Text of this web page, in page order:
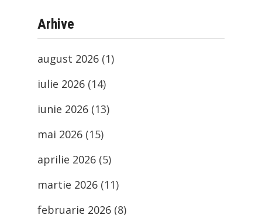
Arhive
august 2026 (1)
iulie 2026 (14)
iunie 2026 (13)
mai 2026 (15)
aprilie 2026 (5)
martie 2026 (11)
februarie 2026 (8)